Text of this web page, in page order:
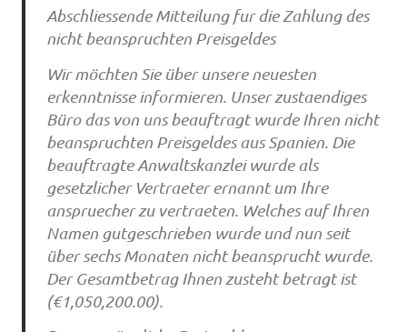
Abschliessende Mitteilung fur die Zahlung des
nicht beanspruchten Preisgeldes
Wir möchten Sie über unsere neuesten
erkenntnisse informieren. Unser zustaendiges
Büro das von uns beauftragt wurde Ihren nicht
beanspruchten Preisgeldes aus Spanien. Die
beauftragte Anwaltskanzlei wurde als
gesetzlicher Vertraeter ernannt um Ihre
anspruecher zu vertraeten. Welches auf Ihren
Namen gutgeschrieben wurde und nun seit
über sechs Monaten nicht beansprucht wurde.
Der Gesamtbetrag Ihnen zusteht betragt ist
(€1,050,200.00).